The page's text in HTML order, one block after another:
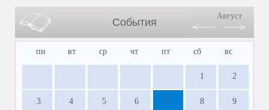
События
Август
пн вт ср чт пт сб вс
1 2
3 4 5 6 7 8 9